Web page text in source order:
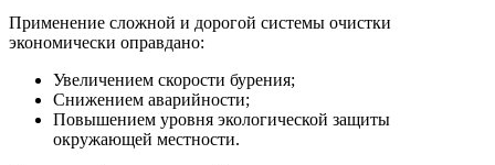
Применение сложной и дорогой системы очистки
экономически оправдано:
Увеличением скорости бурения;
Снижением аварийности;
Повышением уровня экологической защиты
окружающей местности.